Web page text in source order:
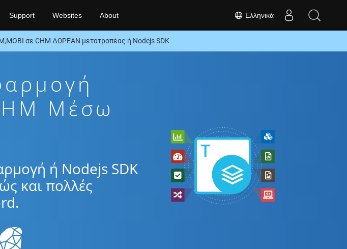
Ελληνικά
Support Websites About
σε CHM ΔΩΡΕΑΝ μετατροπέας ή Nodejs SDK
Μέσω
ή Nodejs SDK
και πολλές